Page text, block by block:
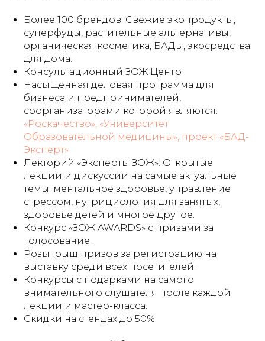
Более 100 брендов: Свежие экопродукты,
суперфуды, растительные альтернативы,
органическая косметика, БАДы, экосредства
для дома.
Консультационный ЗОЖ Центр
Насыщенная деловая программа для
бизнеса и предпринимателей,
соорганизаторами которой являются:
«Роскачество», «Университет
Образовательной медицины», проект «БАД-
Эксперт»
Лекторий «Эксперты ЗОЖ»: Открытые
лекции и дискуссии на самые актуальные
темы: ментальное здоровье, управление
стрессом, нутрициология для занятых,
здоровье детей и многое другое.
Конкурс «ЗОЖ AWARDS» с призами за
голосование.
Розыгрыш призов за регистрацию на
выставку среди всех посетителей.
Конкурсы с подарками на самого
внимательного слушателя после каждой
лекции и мастер-класса.
Скидки на стендах до 50%.